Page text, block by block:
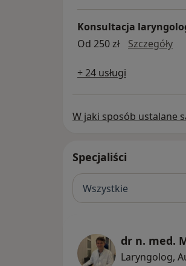
Konsultacja
Od 250 zł
Szczegóły
+ 24 usługi
W jaki sposób ustalane
Specjaliści
Wszystkie
dr n. med.
Laryngolog,